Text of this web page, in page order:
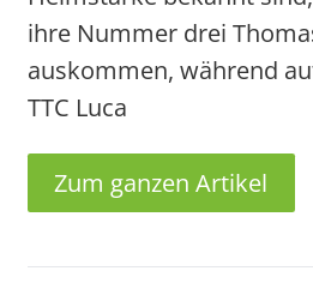
ihre Nummer drei
auskommen, während
TTC Luca
Zum ganzen Artikel